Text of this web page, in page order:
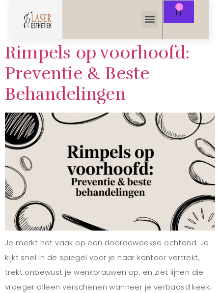
Rimpels op voorhoofd:
Preventie & Beste
Behandelingen
Je merkt het vaak op een doordeweekse ochtend. Je
kijkt snel in de spiegel voor je naar kantoor vertrekt,
trekt onbewust je wenkbrauwen op, en ziet lijnen die
vroeger alleen verschenen wanneer je verbaasd keek.